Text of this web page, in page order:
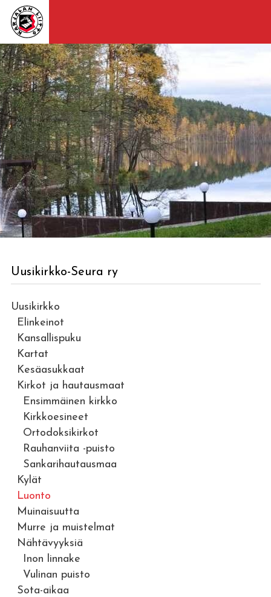
Uusikirkko-Seura ry
Uusikirkko
Elinkeinot
Kansallispuku
Kartat
Kesäasukkaat
Kirkot ja hautausmaat
Ensimmäinen kirkko
Kirkkoesineet
Ortodoksikirkot
Rauhanviita -puisto
Sankarihautausmaa
Kylät
Luonto
Muinaisuutta
Murre ja muistelmat
Nähtävyyksiä
Inon linnake
Vulinan puisto
Sota-aikaa